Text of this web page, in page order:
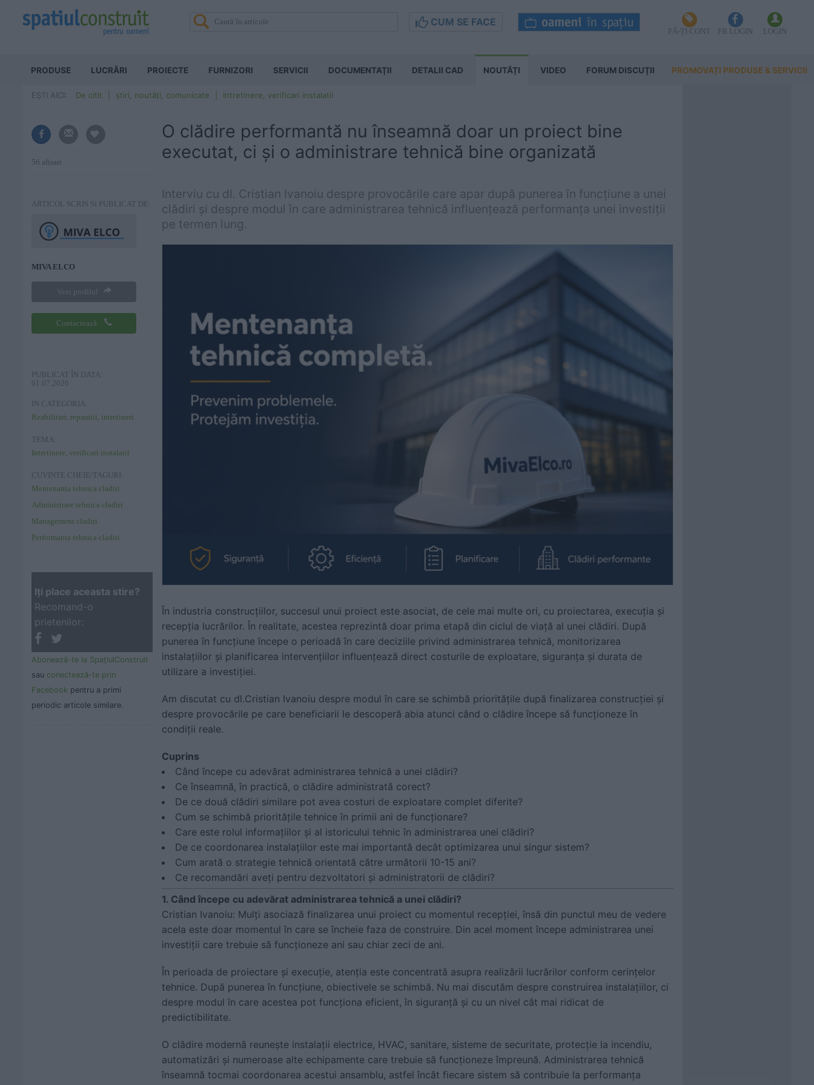
CUM SE FACE
FĂ-ȚI CONT FB LOGIN LOGIN
PRODUSE LUCRĂRI PROIECTE FURNIZORI SERVICII DOCUMENTAŢII DETALII CAD NOUTĂȚI VIDEO FORUM DISCUŢII PROMOVAȚI PRODUSE & SERVICII
EȘTI AICI: De citit știri, noutăți, comunicate Intretinere, verificari instalatii
56 afisari
ARTICOL SCRIS SI PUBLICAT DE:
MIVA ELCO
Vezi profilul
Contactează
PUBLICAT ÎN DATA:
01.07.2026
IN CATEGORIA:
Reabilitari, reparatii, intretineri
TEMA:
Intretinere, verificari instalatii
CUVINTE CHEIE/TAGURI:
Mentenanta tehnica cladiri
Administrare tehnica cladiri
Management cladiri
Performanta tehnica cladiri
Iţi place aceasta stire?
Recomand-o
prietenilor:
Abonează-te la SpaţiulConstruit
sau conectează-te prin
Facebook pentru a primi
periodic articole similare.
O clădire performantă nu înseamnă doar un proiect bine
executat, ci și o administrare tehnică bine organizată
Interviu cu dl. Cristian Ivanoiu despre provocările care apar după punerea în funcțiune a unei
clădiri și despre modul în care administrarea tehnică influențează performanța unei investiții
pe termen lung.
În industria construcțiilor, succesul unui proiect este asociat, de cele mai multe ori, cu proiectarea, execuția și
recepția lucrărilor. În realitate, acestea reprezintă doar prima etapă din ciclul de viață al unei clădiri. După
punerea în funcțiune începe o perioadă în care deciziile privind administrarea tehnică, monitorizarea
instalațiilor și planificarea intervențiilor influențează direct costurile de exploatare, siguranța și durata de
utilizare a investiției.
Am discutat cu dl.Cristian Ivanoiu despre modul în care se schimbă prioritățile după finalizarea construcției și
despre provocările pe care beneficiarii le descoperă abia atunci când o clădire începe să funcționeze în
condiții reale.
Cuprins
Când începe cu adevărat administrarea tehnică a unei clădiri?
Ce înseamnă, în practică, o clădire administrată corect?
De ce două clădiri similare pot avea costuri de exploatare complet diferite?
Cum se schimbă prioritățile tehnice în primii ani de funcționare?
Care este rolul informațiilor și al istoricului tehnic în administrarea unei clădiri?
De ce coordonarea instalațiilor este mai importantă decât optimizarea unui singur sistem?
Cum arată o strategie tehnică orientată către următorii 10-15 ani?
Ce recomandări aveți pentru dezvoltatori și administratorii de clădiri?
1. Când începe cu adevărat administrarea tehnică a unei clădiri?
Cristian Ivanoiu: Mulți asociază finalizarea unui proiect cu momentul recepției, însă din punctul meu de vedere
acela este doar momentul în care se încheie faza de construire. Din acel moment începe administrarea unei
investiții care trebuie să funcționeze ani sau chiar zeci de ani.
În perioada de proiectare și execuție, atenția este concentrată asupra realizării lucrărilor conform cerințelor
tehnice. După punerea în funcțiune, obiectivele se schimbă. Nu mai discutăm despre construirea instalațiilor, ci
despre modul în care acestea pot funcționa eficient, în siguranță și cu un nivel cât mai ridicat de
predictibilitate.
O clădire modernă reunește instalații electrice, HVAC, sanitare, sisteme de securitate, protecție la incendiu,
automatizări și numeroase alte echipamente care trebuie să funcționeze împreună. Administrarea tehnică
înseamnă tocmai coordonarea acestui ansamblu, astfel încât fiecare sistem să contribuie la performanța